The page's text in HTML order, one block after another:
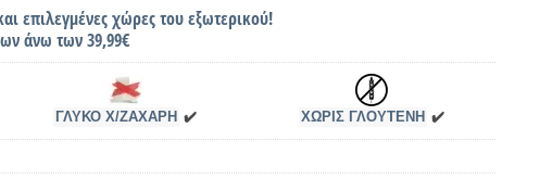
επιλεγμένες χώρες του εξωτερικού!
άνω των 39,99€
ΓΛΥΚΟ Χ/ΖΑΧΑΡΗ ✔️ ΧΩΡΙΣ ΓΛΟΥΤΕΝΗ ✔️